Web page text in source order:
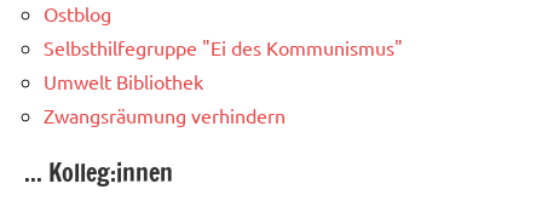
Ostblog
Selbsthilfegruppe "Ei des Kommunismus"
Umwelt Bibliothek
Zwangsräumung verhindern
... Kolleg:innen